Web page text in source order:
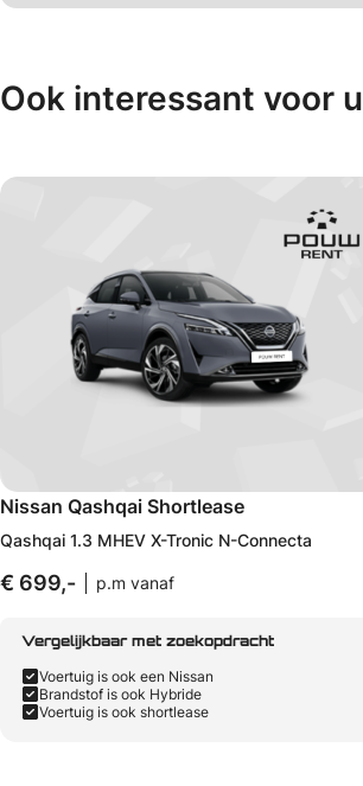
Ook interessant voor u
Nissan Qashqai Shortlease
Qashqai 1.3 MHEV X-Tronic N-Connecta
€ 699,- p.m vanaf
Vergelijkbaar met zoekopdracht
Voertuig is ook een Nissan
Brandstof is ook Hybride
Voertuig is ook shortlease